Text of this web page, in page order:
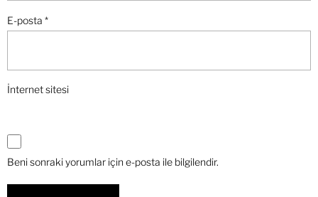
E-posta *
İnternet sitesi
Beni sonraki yorumlar için e-posta ile bilgilendir.